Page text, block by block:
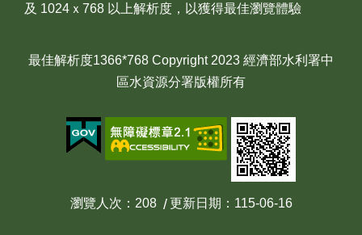
及 1024ｘ768 以上解析度，以獲得最佳瀏覽體驗
最佳解析度1366*768 Copyright 2023 經濟部水利署中
區水資源分署版權所有
瀏覽人次 208 更新日期 115-06-16